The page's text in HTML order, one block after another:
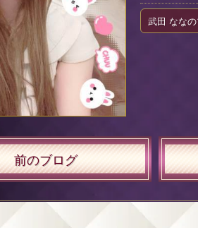
武田 なな
前のブログ